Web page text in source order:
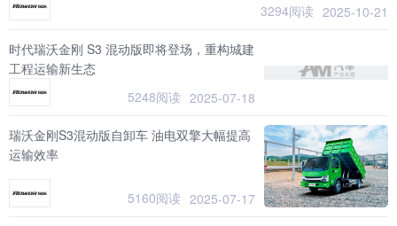
3294阅读 2025-10-21
时代瑞沃金刚 S3 混动版即将登场，重构城建
工程运输新生态
5248阅读 2025-07-18
瑞沃金刚S3混动版自卸车 油电双擎大幅提高
运输效率
5160阅读 2025-07-17